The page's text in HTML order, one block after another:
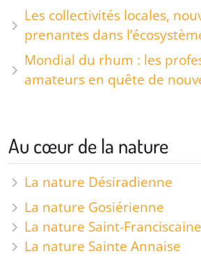
Les collectivités locales,
prenantes dans
Mondial du rhum : les
amateurs en quête de
Au cœur de la nature
La nature Désiradienne
La nature Gosiérienne
La nature Saint-Franciscaine
La nature Sainte Annaise